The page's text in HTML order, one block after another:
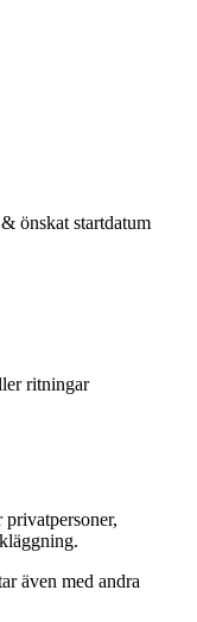
önskat startdatum
ritningar
även med andra